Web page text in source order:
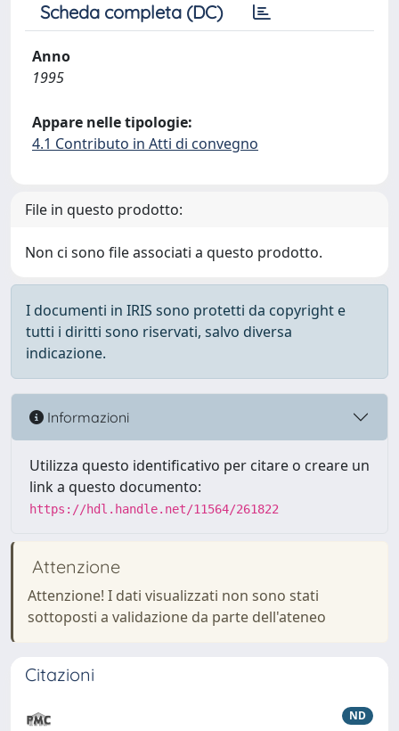
Scheda completa (DC)
Anno
1995
Appare nelle tipologie:
4.1 Contributo in Atti di convegno
File in questo prodotto:
Non ci sono file associati a questo prodotto.
I documenti in IRIS sono protetti da copyright e
tutti i diritti sono riservati, salvo diversa
indicazione.
Informazioni
Utilizza questo identificativo per citare o creare un
link a questo documento:
https://hdl.handle.net/11564/261822
Attenzione
Attenzione! I dati visualizzati non sono stati
sottoposti a validazione da parte dell'ateneo
Citazioni
ND